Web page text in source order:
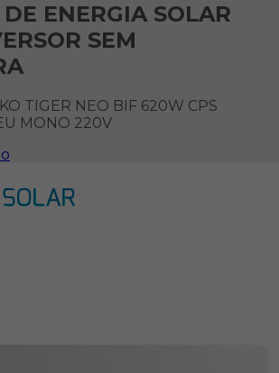
ENERGIA SOLAR
SEM
TIGER NEO BIF 620W CPS
MONO 220V